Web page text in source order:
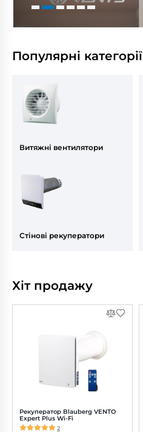
Популярні категорії
Витяжні вентилятори
Стінові рекуператори
Хіт продажу
Рекуператор Blauberg VENTO
Expert Plus Wi-Fi
2